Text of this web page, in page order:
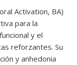
Activation, BA)
para la
y el
reforzantes. Su
y anhedonia